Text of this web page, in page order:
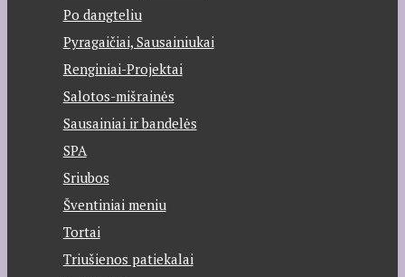
Po dangteliu
Pyragaičiai, Sausainiukai
Renginiai-Projektai
Salotos-mišrainės
Sausainiai ir bandelės
SPA
Sriubos
Šventiniai meniu
Tortai
Triušienos patiekalai